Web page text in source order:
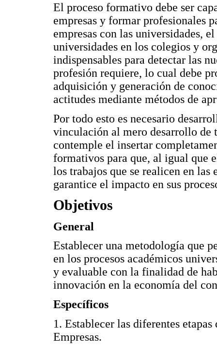
El proceso formativo debe ser
empresas y formar profesionales
empresas con las universidades,
universidades en los colegios y
indispensables para detectar las
profesión requiere, lo cual debe
adquisición y generación de
actitudes mediante métodos de
Por todo esto es necesario
vinculación al mero desarrollo de
contemple el insertar
formativos para que, al igual que
los trabajos que se realicen en las
garantice el impacto en sus
Objetivos
General
Establecer una metodología que
en los procesos académicos
y evaluable con la finalidad de
innovación en la economía del
Específicos
1. Establecer las diferentes
Empresas.